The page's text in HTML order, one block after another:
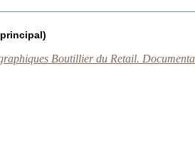
Boutillier du Retail.